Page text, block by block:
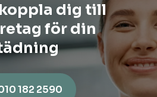
dig till
för din
182 2590